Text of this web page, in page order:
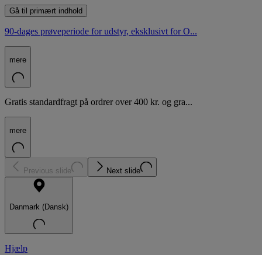
Gå til primært indhold
90-dages prøveperiode for udstyr, eksklusivt for O...
mere
Gratis standardfragt på ordrer over 400 kr. og gra...
mere
Previous slide Next slide
Danmark (Dansk)
Hjælp